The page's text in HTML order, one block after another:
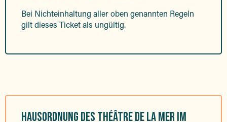
Bei Nichteinhaltung aller oben genannten Regeln
gilt dieses Ticket als ungültig.
HAUSORDNUNG DES THÉÂTRE DE LA MER IM